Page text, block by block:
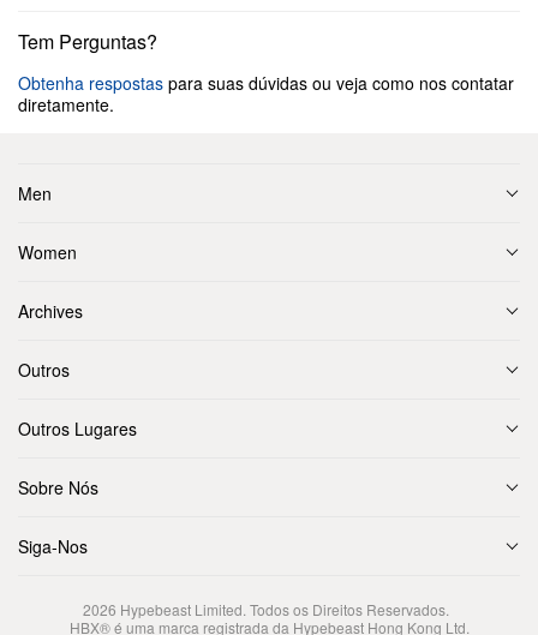
Tem Perguntas?
Obtenha respostas para suas dúvidas ou veja como nos contatar
diretamente.
Men
Women
Archives
Outros
Outros Lugares
Sobre Nós
Siga-Nos
2026 Hypebeast Limited. Todos os Direitos Reservados.
HBX® é uma marca registrada da Hypebeast Hong Kong Ltd.